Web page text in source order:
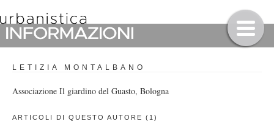
LETIZIA MONTALBANO
Associazione Il giardino del Guasto, Bologna
ARTICOLI DI QUESTO AUTORE (1)